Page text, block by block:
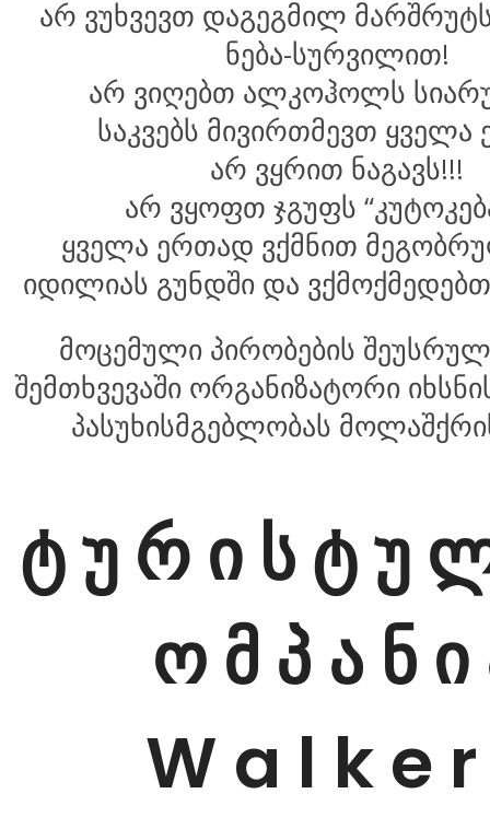
არ ვუხვევთ დაგეგმილ
ნება-სურვილით!
არ ვიღებთ ალკოჰოლს
საკვებს მივირთმევთ
არ ვყრით ნაგავს!!!
არ ვყოფთ ჯგუფს
ყველა ერთად ვქმნით
იდილიას გუნდში და
მოცემული პირობების
შემთხვევაში ორგანიზატორი
პასუხისმგებლობას
ტ უ რ ი ს ტ უ
ო მ პ ა ნ ი
W a l k e